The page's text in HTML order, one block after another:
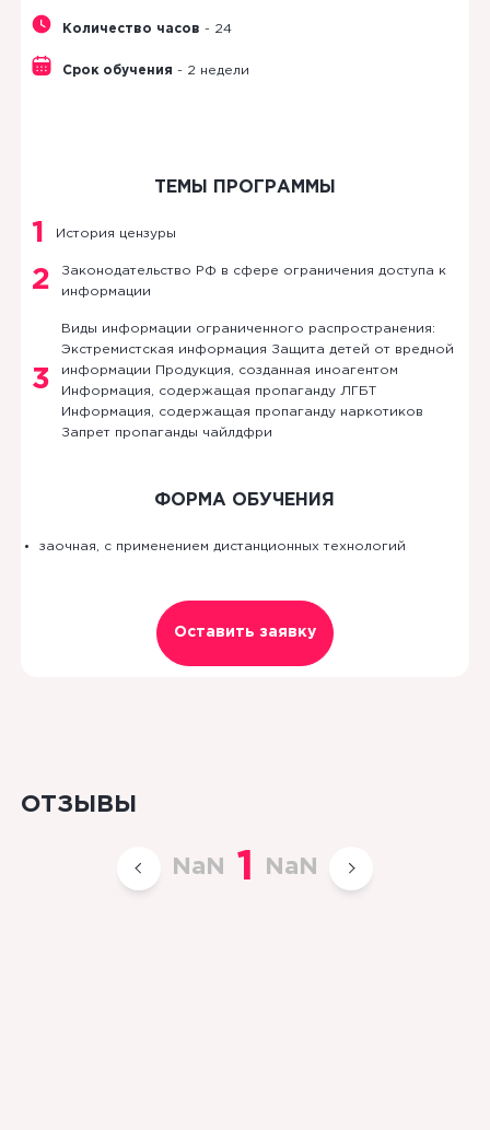
Количество часов - 24
Срок обучения - 2 недели
ТЕМЫ ПРОГРАММЫ
1 История цензуры
2
Законодательство РФ в сфере ограничения доступа к
информации
3
Виды информации ограниченного распространения:
Экстремистская информация Защита детей от вредной
информации Продукция, созданная иноагентом
Информация, содержащая пропаганду ЛГБТ
Информация, содержащая пропаганду наркотиков
Запрет пропаганды чайлдфри
ФОРМА ОБУЧЕНИЯ
заочная, с применением дистанционных технологий
Оставить заявку
ОТЗЫВЫ
NaN 1 NaN